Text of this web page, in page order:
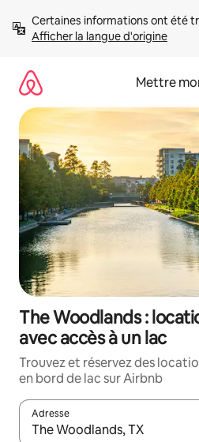
directement
Afficher la langue d'origine
Mettre
The Woodlands :
avec accès à un lac
Trouvez et réservez des
en bord de lac sur Airbnb
Adresse
Lorsque les résultats